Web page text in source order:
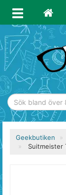
Geekbutiken
Suitmeister